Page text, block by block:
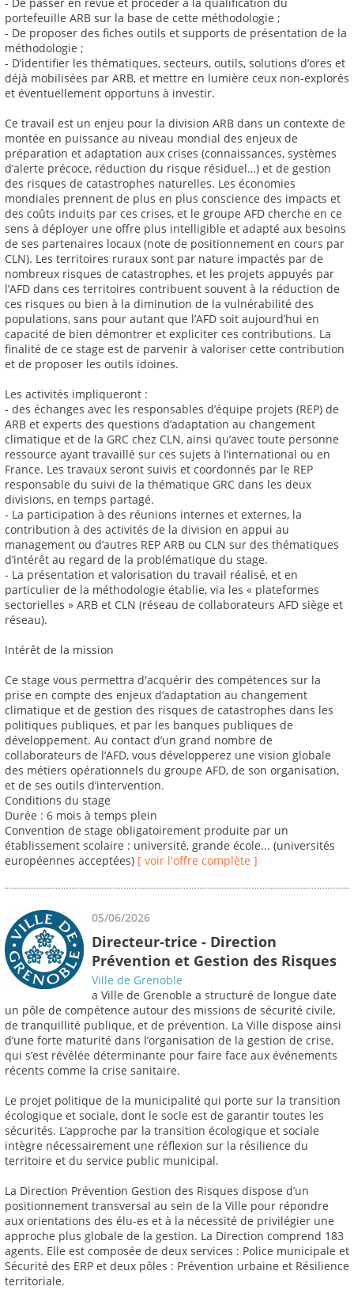
portefeuille ARB sur la base de cette méthodologie ;
- De proposer des fiches outils et supports de présentation de la
méthodologie ;
- D’identifier les thématiques, secteurs, outils, solutions d’ores et
déjà mobilisées par ARB, et mettre en lumière ceux non-explorés
et éventuellement opportuns à investir.
Ce travail est un enjeu pour la division ARB dans un contexte de
montée en puissance au niveau mondial des enjeux de
préparation et adaptation aux crises (connaissances, systèmes
d’alerte précoce, réduction du risque résiduel…) et de gestion
des risques de catastrophes naturelles. Les économies
mondiales prennent de plus en plus conscience des impacts et
des coûts induits par ces crises, et le groupe AFD cherche en ce
sens à déployer une offre plus intelligible et adapté aux besoins
de ses partenaires locaux (note de positionnement en cours par
CLN). Les territoires ruraux sont par nature impactés par de
nombreux risques de catastrophes, et les projets appuyés par
l’AFD dans ces territoires contribuent souvent à la réduction de
ces risques ou bien à la diminution de la vulnérabilité des
populations, sans pour autant que l’AFD soit aujourd’hui en
capacité de bien démontrer et expliciter ces contributions. La
finalité de ce stage est de parvenir à valoriser cette contribution
et de proposer les outils idoines.
Les activités impliqueront :
- des échanges avec les responsables d’équipe projets (REP) de
ARB et experts des questions d’adaptation au changement
climatique et de la GRC chez CLN, ainsi qu’avec toute personne
ressource ayant travaillé sur ces sujets à l’international ou en
France. Les travaux seront suivis et coordonnés par le REP
responsable du suivi de la thématique GRC dans les deux
divisions, en temps partagé.
- La participation à des réunions internes et externes, la
contribution à des activités de la division en appui au
management ou d’autres REP ARB ou CLN sur des thématiques
d’intérêt au regard de la problématique du stage.
- La présentation et valorisation du travail réalisé, et en
particulier de la méthodologie établie, via les « plateformes
sectorielles » ARB et CLN (réseau de collaborateurs AFD siège et
réseau).
Intérêt de la mission
Ce stage vous permettra d'acquérir des compétences sur la
prise en compte des enjeux d’adaptation au changement
climatique et de gestion des risques de catastrophes dans les
politiques publiques, et par les banques publiques de
développement. Au contact d’un grand nombre de
collaborateurs de l’AFD, vous développerez une vision globale
des métiers opérationnels du groupe AFD, de son organisation,
et de ses outils d’intervention.
Conditions du stage
Durée : 6 mois à temps plein
Convention de stage obligatoirement produite par un
établissement scolaire : université, grande école... (universités
européennes acceptées) [ voir l'offre complète ]
05/06/2026
Directeur-trice - Direction
Prévention et Gestion des Risques
Ville de Grenoble
a Ville de Grenoble a structuré de longue date
un pôle de compétence autour des missions de sécurité civile,
de tranquillité publique, et de prévention. La Ville dispose ainsi
d’une forte maturité dans l’organisation de la gestion de crise,
qui s’est révélée déterminante pour faire face aux événements
récents comme la crise sanitaire.
Le projet politique de la municipalité qui porte sur la transition
écologique et sociale, dont le socle est de garantir toutes les
sécurités. L’approche par la transition écologique et sociale
intègre nécessairement une réflexion sur la résilience du
territoire et du service public municipal.
La Direction Prévention Gestion des Risques dispose d’un
positionnement transversal au sein de la Ville pour répondre
aux orientations des élu-es et à la nécessité de privilégier une
approche plus globale de la gestion. La Direction comprend 183
agents. Elle est composée de deux services : Police municipale et
Sécurité des ERP et deux pôles : Prévention urbaine et Résilience
territoriale.